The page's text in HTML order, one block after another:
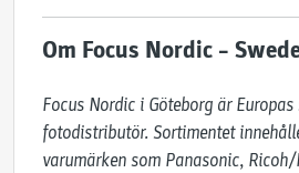
Om Focus Nordic –
Focus Nordic i Göteborg är
fotodistributör. Sortimentet
varumärken som Panasonic,